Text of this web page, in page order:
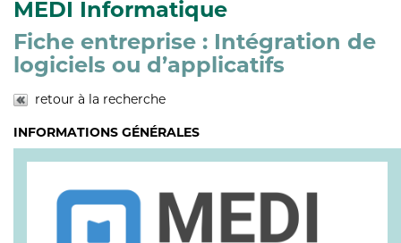
MEDI Informatique
Fiche entreprise : Intégration de
logiciels ou d’applicatifs
retour à la recherche
INFORMATIONS GÉNÉRALES